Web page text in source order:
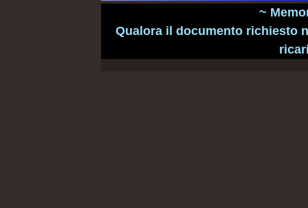
~
Qualora il documento richiesto